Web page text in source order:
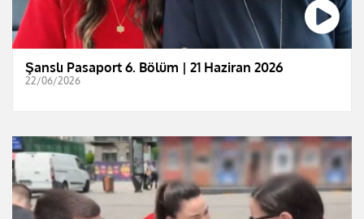
Şanslı Pasaport 6. Bölüm | 21 Haziran 2026
22/06/2026